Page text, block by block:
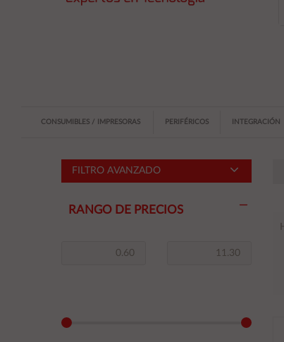
CONSUMIBLES / IMPRESORAS PERIFÉRICOS INTEGRACIÓN
FILTRO AVANZADO
RANGO DE PRECIOS